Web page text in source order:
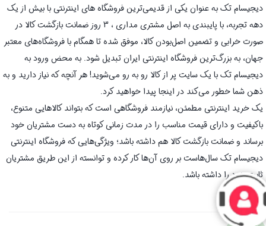
دیجیسام تک به عنوان یکی از قدیمی‌ترین فروشگاه های اینترنتی با بیش از یک
دهه تجربه، با پایبندی به اصل مشتری مداری ، 3 روز ضمانت بازگشت کالا در
صورت خرابی و تضمین اصل‌بودن کالا، موفق شده تا همگام با فروشگاه‌های معتبر
جهان، به بزرگ‌ترین فروشگاه اینترنتی ایران تبدیل شود. به محض ورود به
دیجیسام تک با یک سایت پر از کالا رو به رو می‌شوید! هر آنچه که نیاز دارید و به
ذهن شما خطور می‌کند در اینجا پیدا خواهید کرد.
یک خرید اینترنتی مطمئن، نیازمند فروشگاهی است که بتواند کالاهایی متنوع،
باکیفیت و دارای قیمت مناسب را در مدت زمانی کوتاه به دست مشتریان خود
برساند و ضمانت بازگشت کالا هم داشته باشد؛ ویژگی‌هایی که فروشگاه اینترنتی
دیجیسام تک سال‌هاست بر روی آن‌ها کار کرده و توانسته از این طریق مشتریان
ثابت خود را داشته باشد.